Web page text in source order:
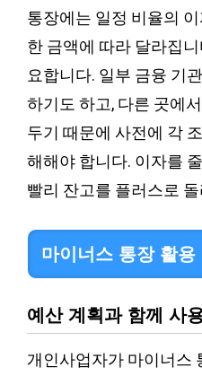
통장에는 일정 비율의
한 금액에 따라 달라집
요합니다. 일부 금융 기
하기도 하고, 다른 곳에
두기 때문에 사전에 각
해해야 합니다. 이자를
빨리 잔고를 플러스로
마이너스 통장 활용
예산 계획과 함께 사
개인사업자가 마이너스